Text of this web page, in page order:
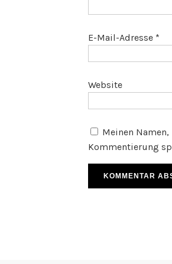
E-Mail-Adresse *
Website
Meinen
Kommentierung